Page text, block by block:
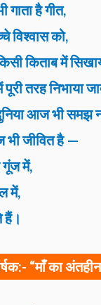
है गीत,
विश्वास को,
किताब में
तरह निभाया
आज भी समझ
भी जीवित है —
गूंज में,
में,
हैं।
“माँ का